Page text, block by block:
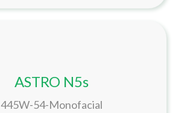
ASTRO N5s
445W-54-Monofacial